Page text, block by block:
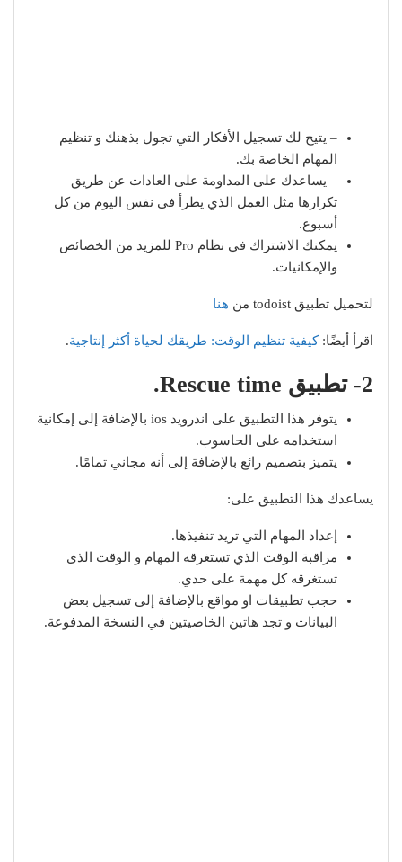
– يتيح لك تسجيل الأفكار التي تجول بذهنك و تنظيم
المهام الخاصة بك.
– يساعدك على المداومة على العادات عن طريق
تكرارها مثل العمل الذي يطرأ فى نفس اليوم من كل
أسبوع.
يمكنك الاشتراك في نظام Pro للمزيد من الخصائص
والإمكانيات.
لتحميل تطبيق todoist من هنا
اقرأ أيضًا:كيفية تنظيم الوقت: طريقك لحياة أكثر إنتاجية.
2- تطبيق Rescue time.
يتوفر هذا التطبيق على اندرويد ios بالإضافة إلى إمكانية
استخدامه على الحاسوب.
يتميز بتصميم رائع بالإضافة إلى أنه مجاني تمامًا.
يساعدك هذا التطبيق على:
إعداد المهام التي تريد تنفيذها.
مراقبة الوقت الذي تستغرقه المهام و الوقت الذى
تستغرقه كل مهمة على حدي.
حجب تطبيقات او مواقع بالإضافة إلى تسجيل بعض
البيانات و تجد هاتين الخاصيتين في النسخة المدفوعة.